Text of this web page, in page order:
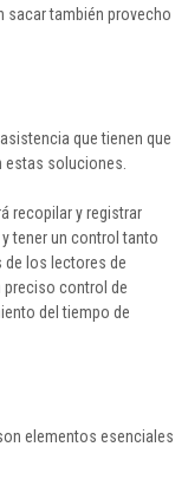
sacar también provecho
que tienen que
estas soluciones.
recopilar y registrar
tener un control tanto
de los lectores de
preciso control de
del tiempo de
elementos esenciales